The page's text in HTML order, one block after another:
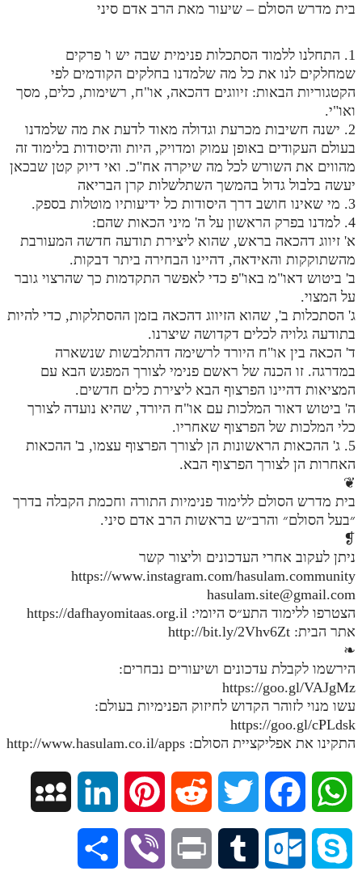
בית מדרש הסולם – שיעור מאת הרב אדם סיני
1. התחלנו ללמוד הסתכלות פנימית שבה יש ו' פרקים
שמחלקים לנו את כל מה שלמדנו בחלקים הקודמים לפי
הקטגוריות הבאות: זיווגים דהכאה, או"ח, רשימות, כלים, מסך
ואו"י.
2. ישנה חשיבות מכרעת וגדולה מאוד לדעת את מה שלמדנו
בעולם העקודים באופן עמוק ומדויק, היות והיסודות בלימוד זה
מהווים את השורש לכל מה שיקרה אח"כ. ואי דיוק קטן שבכאן
יעשה בלבול גדול בהמשך השתלשלות קרן הבריאה
3. מי שאינו חושב דרך היסודות כל ידיעותיו מוטלות בספק.
4. למדנו בפרק הראשון על ה' מיני הכאות שהם:
א' זיווג דהכאה בראש, שהוא ליצירת תודעה חדשה המעורבת
מהשתוקקות והאידאה, דהיינו הבחירה ביתר דבקות.
ב' ביטוש דאו"מ באו"פ כדי לאפשר התקדמות כך שהרצוי גובר
על המצוי.
ג' הסתכלות ב', שהוא הזיווג דהכאה בזמן ההסתלקות, כדי להיות
בתודעה גלויה לכלים דקדושה שיצרנו.
ד' הכאה בין או"ח היורד לרשימה דהתלבשות שנשארה
במדרגה. זו הכנה של ראשם פנימי לצורך המפגש הבא עם
המציאות דהיינו הפרצוף הבא ליצירת כלים חדשים.
ה' ביטוש דאור המלכות עם או"ח היורד, שהיא נועדה לצורך
כלי המלכות של הפרצוף שאחריו.
5. ג' ההכאות הראשונות הן לצורך הפרצוף עצמו, ב' ההכאות
האחרות הן לצורך הפרצוף הבא.
❦
בית מדרש הסולם ללימוד פנימיות התורה וחכמת הקבלה בדרך
״בעל הסולם״ והרב״ש בראשות הרב אדם סיני.
❡
ניתן לעקוב אחרי העדכונים וליצור קשר
https://www.instagram.com/hasulam.community
hasulam.site@gmail.com
הצטרפו ללימוד התע״ס היומי: https://dafhayomitaas.org.il
אתר הבית: http://bit.ly/2Vhv6Zt
❧
הירשמו לקבלת עדכונים ושיעורים נבחרים:
https://goo.gl/VAJgMz
עשו מנוי לזוהר הקדוש לחיזוק הפנימיות בעולם:
https://goo.gl/cPLdsk
התקינו את אפליקציית הסולם: http://www.hasulam.co.il/apps
W
w